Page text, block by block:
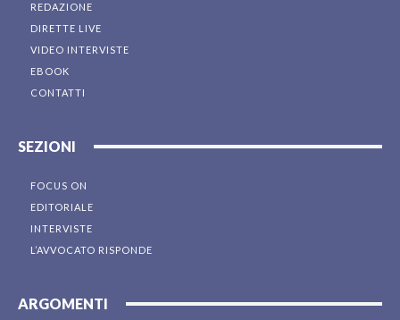
REDAZIONE
DIRETTE LIVE
VIDEO INTERVISTE
EBOOK
CONTATTI
SEZIONI
FOCUS ON
EDITORIALE
INTERVISTE
L’AVVOCATO RISPONDE
ARGOMENTI